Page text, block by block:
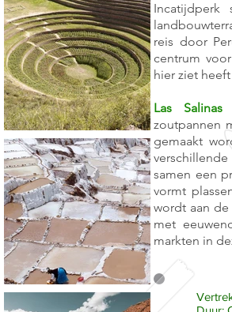
Incatijdperk
reis door
centrum
hier ziet
Las
zoutpannen
gemaakt
samen een
vormt
wordt aan
met
markten in